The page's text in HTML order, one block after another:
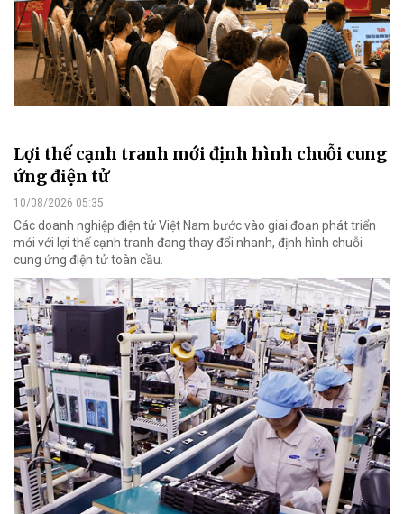
Lợi thế cạnh tranh mới định hình chuỗi cung
ứng điện tử
10/08/2026 05:35
Các doanh nghiệp điện tử Việt Nam bước vào giai đoạn phát triển
mới với lợi thế cạnh tranh đang thay đổi nhanh, định hình chuỗi
cung ứng điện tử toàn cầu.